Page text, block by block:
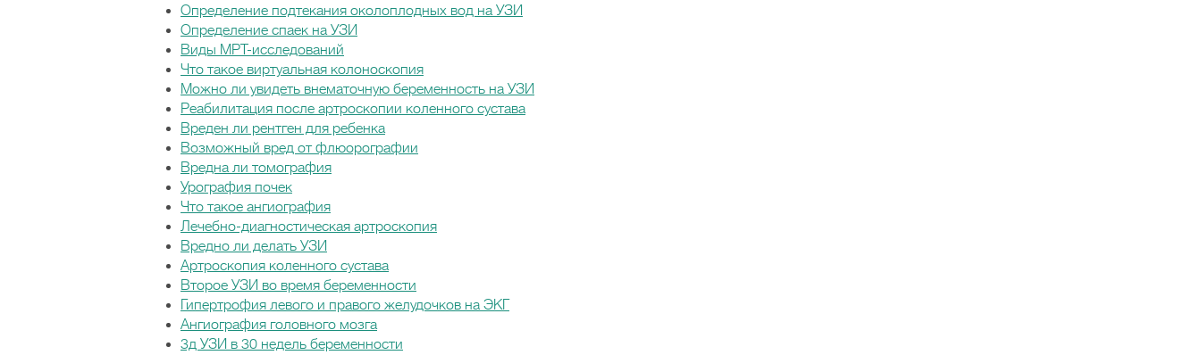
Определение подтекания околоплодных вод на УЗИ
Определение спаек на УЗИ
Виды МРТ-исследований
Что такое виртуальная колоноскопия
Можно ли увидеть внематочную беременность на УЗИ
Реабилитация после артроскопии коленного сустава
Вреден ли рентген для ребенка
Возможный вред от флюорографии
Вредна ли томография
Урография почек
Что такое ангиография
Лечебно-диагностическая артроскопия
Вредно ли делать УЗИ
Артроскопия коленного сустава
Второе УЗИ во время беременности
Гипертрофия левого и правого желудочков на ЭКГ
Ангиография головного мозга
3д УЗИ в 30 недель беременности